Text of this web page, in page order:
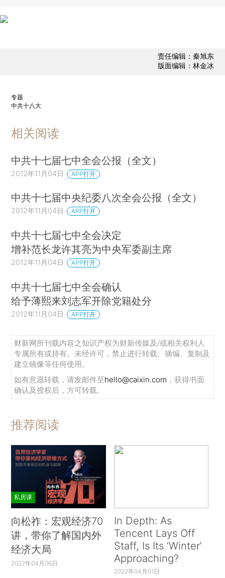
责任编辑：秦旭东
版面编辑：林金冰
专题
中共十八大
相关阅读
中共十七届七中全会公报（全文）
2012年11月04日 APP打开
中共十七届中央纪委八次全会公报（全文）
2012年11月04日 APP打开
中共十七届七中全会决定
增补范长龙许其亮为中央军委副主席
2012年11月04日 APP打开
中共十七届七中全会确认
给予薄熙来刘志军开除党籍处分
2012年11月04日 APP打开
财新网所刊载内容之知识产权为财新传媒及/或相关权利人
专属所有或持有。未经许可，禁止进行转载、摘编、复制及
建立镜像等任何使用。
如有意愿转载，请发邮件至hello@caixin.com ，获得书面
确认及授权后，方可转载。
推荐阅读
私房课
向松祚：宏观经济70
讲，带你了解国内外
经济大局
2022年04月06日
In Depth: As
Tencent Lays Off
Staff, Is Its ‘Winter’
Approaching?
2022年04月01日